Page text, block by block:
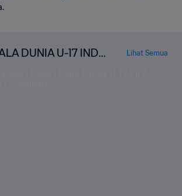
DUNIA U-17 INDO
Lihat Semua